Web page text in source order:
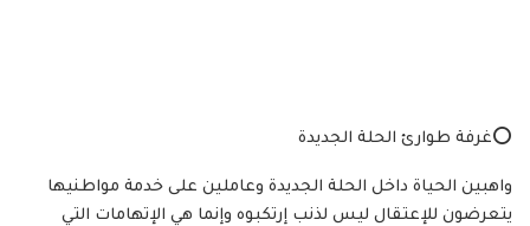
⭕غرفة طوارئ الحلة الجديدة
واهبين الحياة داخل الحلة الجديدة وعاملين على خدمة مواطنيها
يتعرضون للإعتقال ليس لذنب إرتكبوه وإنما هي الإتهامات التي